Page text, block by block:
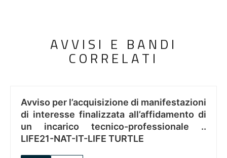
AVVISI E BANDI
CORRELATI
Avviso per l’acquisizione di manifestazioni
di interesse finalizzata all’affidamento di
un incarico tecnico-professionale ..
LIFE21-NAT-IT-LIFE TURTLE